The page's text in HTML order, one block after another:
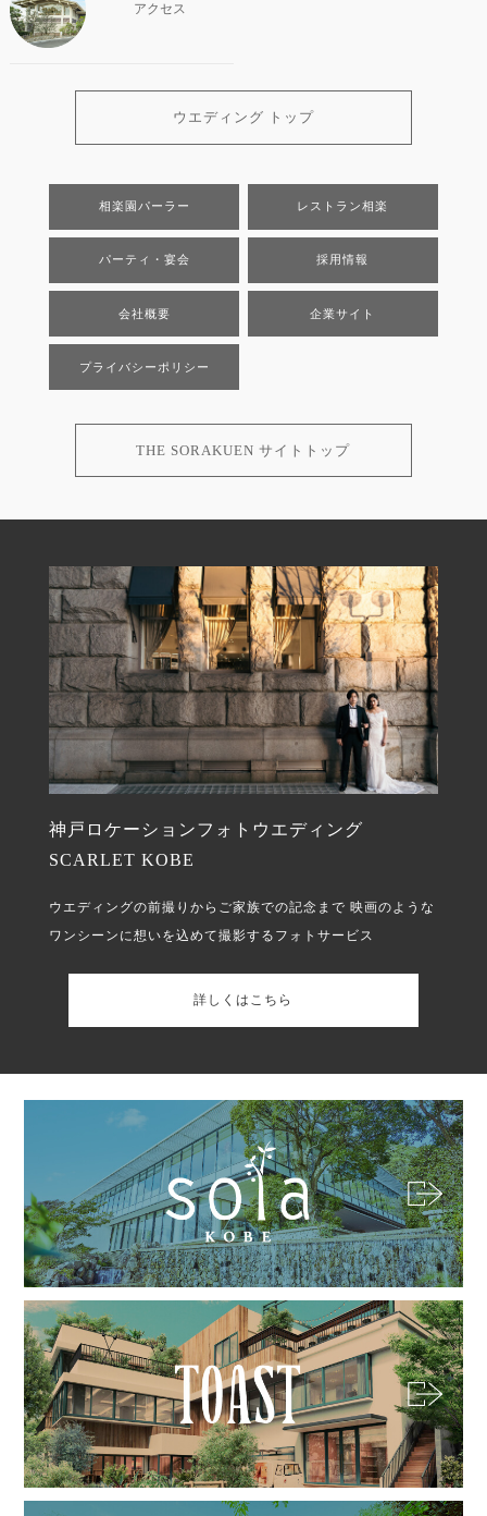
アクセス
ウエディング トップ
相楽園パーラー レストラン相楽
パーティ・宴会 採用情報
会社概要 企業サイト
プライバシーポリシー
THE SORAKUEN サイトトップ
神戸ロケーションフォトウエディング
SCARLET KOBE
ウエディングの前撮りからご家族での記念まで 映画のような
ワンシーンに想いを込めて撮影するフォトサービス
詳しくはこちら